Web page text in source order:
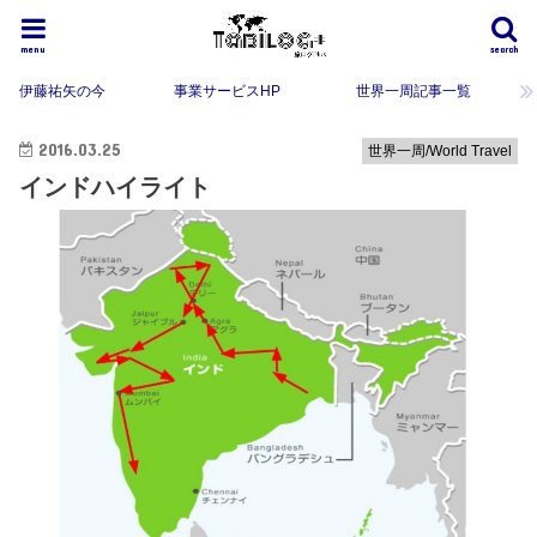
search
menu
伊藤祐矢の今 事業サービスHP 世界一周記事一覧
世界一周/World Travel
2016.03.25
インドハイライト